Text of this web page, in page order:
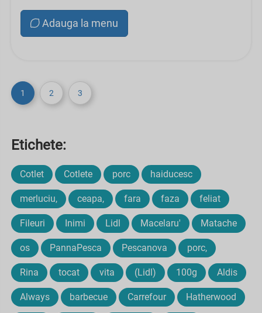
Adauga la menu
1 2 3
Etichete:
Cotlet Cotlete porc haiducesc
merluciu, ceapa, fara faza feliat
Fileuri Inimi Lidl Macelaru' Matache
os PannaPesca Pescanova porc,
Rina tocat vita (Lidl) 100g Aldis
Always barbecue Carrefour Hatherwood